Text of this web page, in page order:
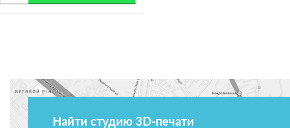
Найти студию 3D-печати